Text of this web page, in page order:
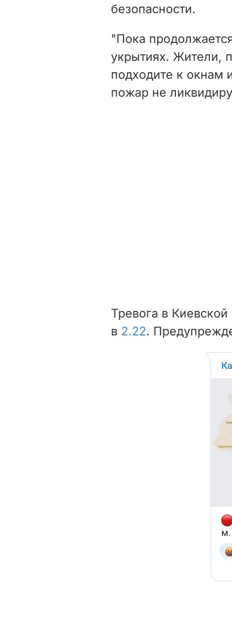
безопасности.
"Пока
укрытиях. Жители,
подходите к окнам
пожар не
Тревога в
в 2.22.